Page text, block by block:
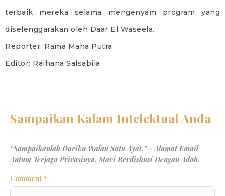
terbaik mereka selama mengenyam program yang
diselenggarakan oleh Daar El Waseela.
Reporter: Rama Maha Putra
Editor: Raihana Salsabila
Comment*